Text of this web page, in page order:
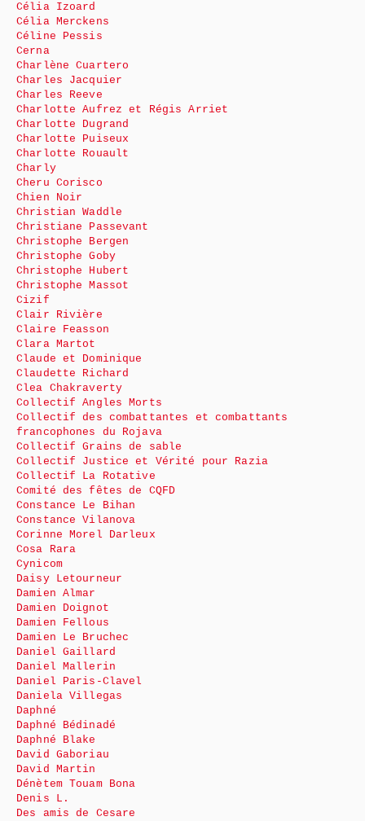
Célia Izoard
Célia Merckens
Céline Pessis
Cerna
Charlène Cuartero
Charles Jacquier
Charles Reeve
Charlotte Aufrez et Régis Arriet
Charlotte Dugrand
Charlotte Puiseux
Charlotte Rouault
Charly
Cheru Corisco
Chien Noir
Christian Waddle
Christiane Passevant
Christophe Bergen
Christophe Goby
Christophe Hubert
Christophe Massot
Cizif
Clair Rivière
Claire Feasson
Clara Martot
Claude et Dominique
Claudette Richard
Clea Chakraverty
Collectif Angles Morts
Collectif des combattantes et combattants
francophones du Rojava
Collectif Grains de sable
Collectif Justice et Vérité pour Razia
Collectif La Rotative
Comité des fêtes de CQFD
Constance Le Bihan
Constance Vilanova
Corinne Morel Darleux
Cosa Rara
Cynicom
Daisy Letourneur
Damien Almar
Damien Doignot
Damien Fellous
Damien Le Bruchec
Daniel Gaillard
Daniel Mallerin
Daniel Paris-Clavel
Daniela Villegas
Daphné
Daphné Bédinadé
Daphné Blake
David Gaboriau
David Martin
Dénètem Touam Bona
Denis L.
Des amis de Cesare